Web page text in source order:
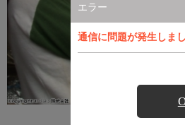
エラー
通信に問題が発生しま